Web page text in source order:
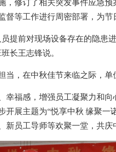
，修订了相关突发事件应急
等工作进行周密部署，为节
前对现场设备存在的隐患
长王志锋说。
，在中秋佳节来临之际，单
福感，增强员工凝聚力和向
开展主题为“悦享中秋 缘聚一
新员工导师等欢聚一堂，共庆